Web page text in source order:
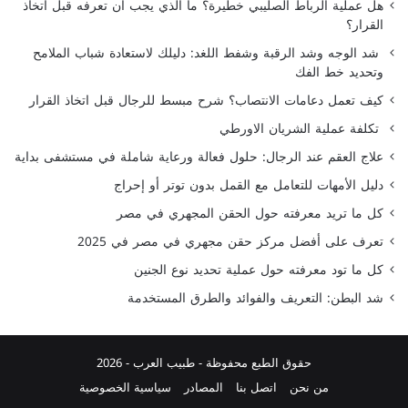
هل عملية الرباط الصليبي خطيرة؟ ما الذي يجب أن تعرفه قبل اتخاذ
القرار؟
شد الوجه وشد الرقبة وشفط اللغد: دليلك لاستعادة شباب الملامح
وتحديد خط الفك
كيف تعمل دعامات الانتصاب؟ شرح مبسط للرجال قبل اتخاذ القرار
تكلفة عملية الشريان الاورطي
علاج العقم عند الرجال: حلول فعالة ورعاية شاملة في مستشفى بداية
دليل الأمهات للتعامل مع القمل بدون توتر أو إحراج
كل ما تريد معرفته حول الحقن المجهري في مصر
تعرف على أفضل مركز حقن مجهري في مصر في 2025
كل ما تود معرفته حول عملية تحديد نوع الجنين
شد البطن: التعريف والفوائد والطرق المستخدمة
حقوق الطبع محفوظة -طبيب العرب- 2026
من نحن
اتصل بنا المصادر سياسية الخصوصية